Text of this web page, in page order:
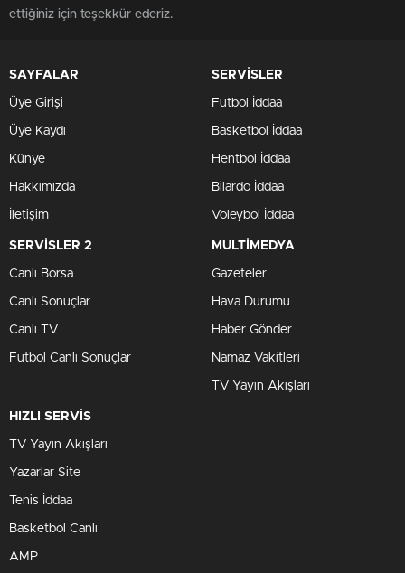
ettiğiniz için teşekkür ederiz.
SAYFALAR
Üye Girişi
Üye Kaydı
Künye
Hakkımızda
İletişim
SERVİSLER
Futbol İddaa
Basketbol İddaa
Hentbol İddaa
Bilardo İddaa
Voleybol İddaa
SERVİSLER 2
Canlı Borsa
Canlı Sonuçlar
Canlı TV
Futbol Canlı Sonuçlar
MULTİMEDYA
Gazeteler
Hava Durumu
Haber Gönder
Namaz Vakitleri
TV Yayın Akışları
HIZLI SERVİS
TV Yayın Akışları
Yazarlar Site
Tenis İddaa
Basketbol Canlı
AMP